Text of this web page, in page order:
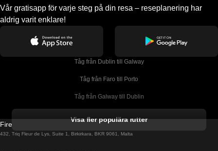
Vår gratisapp för varje steg på din resa – reseplanering har
aldrig varit enklare!
Tåg från Dublin till Galway
Tåg från Faro till Porto
Tåg från Galway till Dublin
Tåg från Porto till Faro
Visa fler populära rutter
Firebird GT Limited (OC 1451)
432, Triq Fleur de Lys, Suite 1, Birkirkara, BKR 9061, Malta